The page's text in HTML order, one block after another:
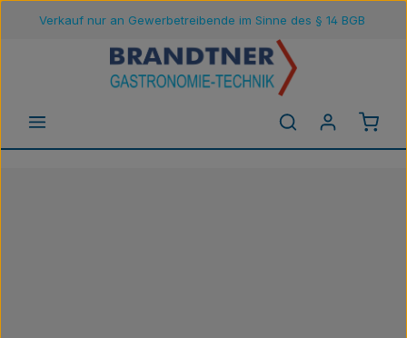
Zum Hauptinhalt springen
Verkauf nur an Gewerbetreibende im Sinne des § 14 BGB